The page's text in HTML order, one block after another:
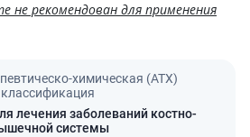
не рекомендован для применения
химическая (АТХ)
классификация
лечения заболеваний костно-
системы